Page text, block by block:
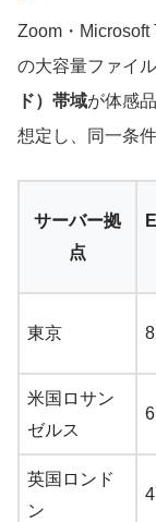
Zoom・Microsoft
の大容量ファイ
ド）帯域が体感
想定し、同一条
サーバー拠
点
東京
米国ロサン
ゼルス
英国ロンド
ン